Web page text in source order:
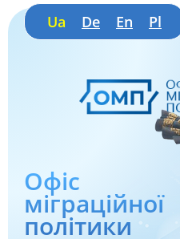
Ua De En Pl
Офіс
міграційної
політики